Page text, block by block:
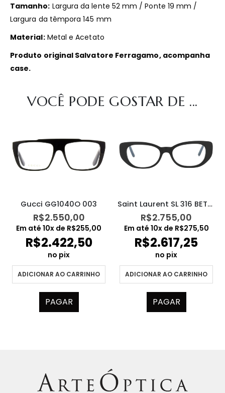
Tamanho: Largura da lente 52 mm / Ponte 19 mm /
Largura da têmpora 145 mm
Material:Metal e Acetato
Produto original Salvatore Ferragamo, acompanha
case.
VOCÊ PODE GOSTAR DE ...
Gucci GG1040O 003
R$2.550,00
Em até 10x de R$255,00
R$2.422,50
no pix
ADICIONAR AO CARRINHO
PAGAR
Saint Laurent SL 316 BETTY 001
R$2.755,00
Em até 10x de R$275,50
R$2.617,25
no pix
ADICIONAR AO CARRINHO
PAGAR